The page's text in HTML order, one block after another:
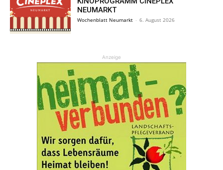
NEUMARKT
Wochenblatt Neumarkt - 6. August 2026
Anzeige